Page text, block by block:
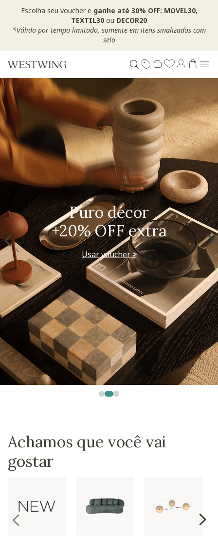
Escolha seu voucher e ganhe até 30% OFF: MOVEL30,
TEXTIL30 ou DECOR20
*Válido por tempo limitado, somente em itens sinalizados com
selo
Puro décor
+20% OFF extra
Usar voucher >
Achamos que você vai
gostar